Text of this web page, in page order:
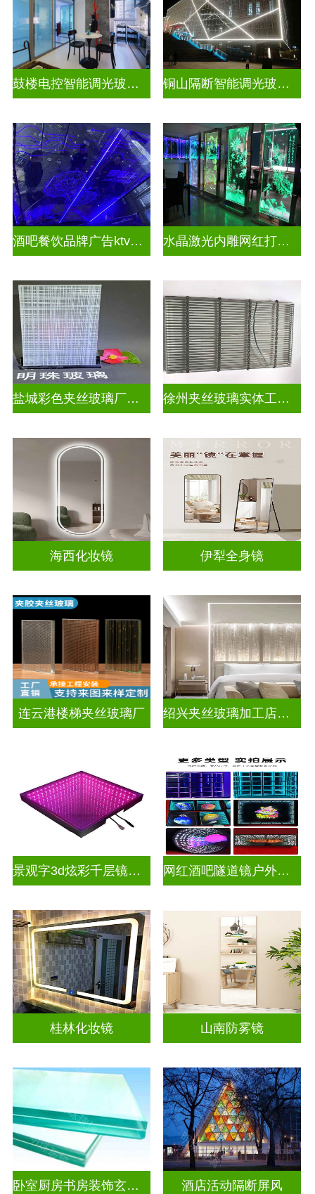
鼓楼电控智能调光玻璃安装方法 铜山隔断智能调光玻璃安装电话
酒吧餐饮品牌广告ktv激光内雕发光艺术玻璃 水晶激光内雕网红打卡背景
盐城彩色夹丝玻璃厂招聘 徐州夹丝玻璃实体工厂地址
海西化妆镜 伊犁全身镜
连云港楼梯夹丝玻璃厂 绍兴夹丝玻璃加工店电话
景观字3d炫彩千层镜深渊镜 网红酒吧隧道镜户外门头招牌深渊镜
桂林化妆镜 山南防雾镜
卧室厨房书房装饰玄关隔断 酒店活动隔断屏风